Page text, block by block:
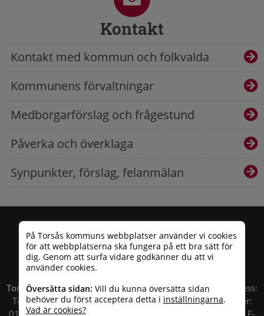
På Torsås kommuns webbplatser använder vi cookies
för att webbplatserna ska fungera på ett bra sätt för
dig. Genom att surfa vidare godkänner du att vi
använder cookies.
Översätta sidan: Vill du kunna översätta sidan
behöver du först acceptera detta i inställningarna.
Vad är cookies?
Kontakt
Kontakt med kommun och folkvalda
Kommunens förvaltningar
Medborgarförslag och frågestund
Påverka och överklaga
Synpunkter, förslag, felanmälan
Torsås kommun| Besöksadress: Allfargatan 26 | Postadress:
Torsås kommun, Box 503, 385 25 Torsås Telefonnummer: